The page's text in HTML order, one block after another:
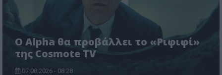
Ο Alpha θα προβάλλει το «Ριφιφί»
της Cosmote TV
07.08.2026 - 08:28